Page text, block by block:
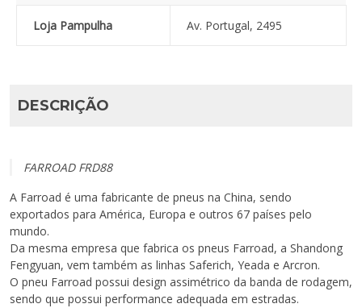
Loja Pampulha Av. Portugal, 2495
DESCRIÇÃO
FARROAD FRD88
A Farroad é uma fabricante de pneus na China, sendo
exportados para América, Europa e outros 67 países pelo
mundo.
Da mesma empresa que fabrica os pneus Farroad, a Shandong
Fengyuan, vem também as linhas Saferich, Yeada e Arcron.
O pneu Farroad possui design assimétrico da banda de rodagem,
sendo que possui performance adequada em estradas.